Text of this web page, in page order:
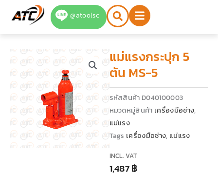
@atoolsc
แม่แรงกระปุก 5
ตัน MS-5
รหัสสินค้า D040100003
หมวดหมู่สินค้า เครื่องมือช่าง,
แม่แรง
Tags เครื่องมือช่าง, แม่แรง
INCL. VAT
1,487฿